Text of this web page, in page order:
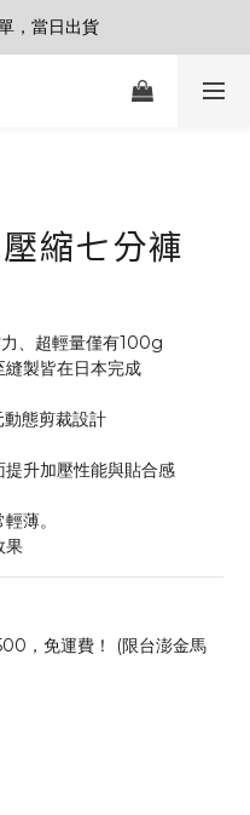
，當日出貨
縮七分褲
、超輕量僅有100g
縫製皆在日本完成
態剪裁設計
升加壓性能與貼合感
薄。
果
，免運費！ (限台澎金馬